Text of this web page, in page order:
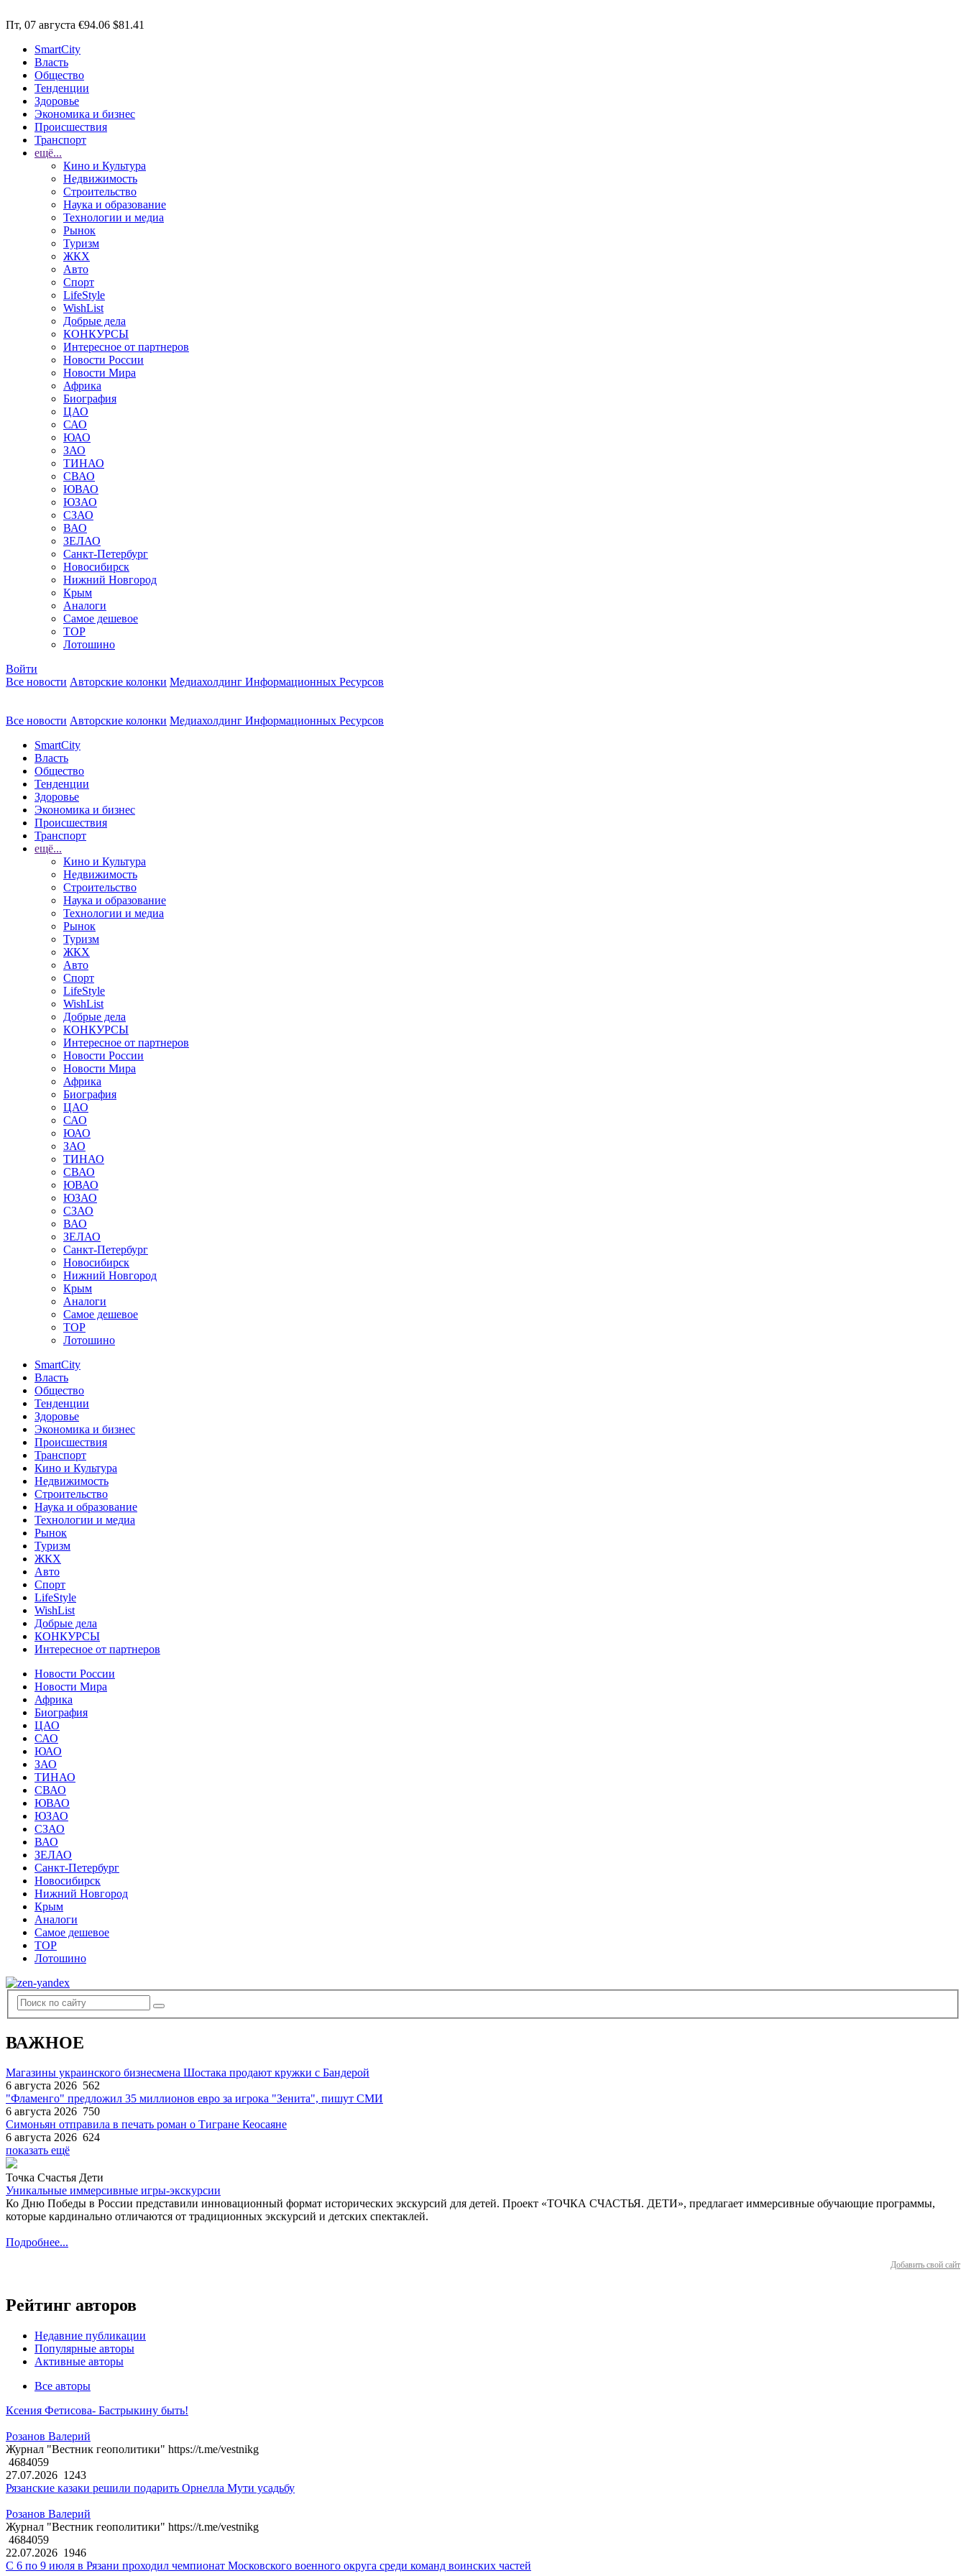
Пт, 07 августа €94.06 $81.41
SmartCity
Власть
Общество
Тенденции
Здоровье
Экономика и бизнес
Происшествия
Транспорт
ещё...
Кино и Культура
Недвижимость
Строительство
Наука и образование
Технологии и медиа
Рынок
Туризм
ЖКХ
Авто
Спорт
LifeStyle
WishList
Добрые дела
КОНКУРСЫ
Интересное от партнеров
Новости России
Новости Мира
Африка
Биография
ЦАО
САО
ЮАО
ЗАО
ТИНАО
СВАО
ЮВАО
ЮЗАО
СЗАО
ВАО
ЗЕЛАО
Санкт-Петербург
Новосибирск
Нижний Новгород
Крым
Аналоги
Самое дешевое
TOP
Лотошино
Войти
Все новости Авторские колонки Медиахолдинг Информационных Ресурсов
Все новости Авторские колонки Медиахолдинг Информационных Ресурсов
SmartCity
Власть
Общество
Тенденции
Здоровье
Экономика и бизнес
Происшествия
Транспорт
ещё...
Кино и Культура
Недвижимость
Строительство
Наука и образование
Технологии и медиа
Рынок
Туризм
ЖКХ
Авто
Спорт
LifeStyle
WishList
Добрые дела
КОНКУРСЫ
Интересное от партнеров
Новости России
Новости Мира
Африка
Биография
ЦАО
САО
ЮАО
ЗАО
ТИНАО
СВАО
ЮВАО
ЮЗАО
СЗАО
ВАО
ЗЕЛАО
Санкт-Петербург
Новосибирск
Нижний Новгород
Крым
Аналоги
Самое дешевое
TOP
Лотошино
SmartCity
Власть
Общество
Тенденции
Здоровье
Экономика и бизнес
Происшествия
Транспорт
Кино и Культура
Недвижимость
Строительство
Наука и образование
Технологии и медиа
Рынок
Туризм
ЖКХ
Авто
Спорт
LifeStyle
WishList
Добрые дела
КОНКУРСЫ
Интересное от партнеров
Новости России
Новости Мира
Африка
Биография
ЦАО
САО
ЮАО
ЗАО
ТИНАО
СВАО
ЮВАО
ЮЗАО
СЗАО
ВАО
ЗЕЛАО
Санкт-Петербург
Новосибирск
Нижний Новгород
Крым
Аналоги
Самое дешевое
TOP
Лотошино
ВАЖНОЕ
Магазины украинского бизнесмена Шостака продают кружки с Бандерой
6 августа 2026 562
"Фламенго" предложил 35 миллионов евро за игрока "Зенита", пишут СМИ
6 августа 2026 750
Симоньян отправила в печать роман о Тигране Кеосаяне
6 августа 2026 624
показать ещё
Точка Счастья Дети
Уникальные иммерсивные игры-экскурсии
Ко Дню Победы в России представили инновационный формат исторических экскурсий для детей. Проект «ТОЧКА СЧАСТЬЯ. ДЕТИ», предлагает иммерсивные обучающие программы,
которые кардинально отличаются от традиционных экскурсий и детских спектаклей.
Подробнее...
Добавить свой сайт
Рейтинг авторов
Недавние публикации
Популярные авторы
Активные авторы
Все авторы
Ксения Фетисова- Бастрыкину быть!
Розанов Валерий
Журнал "Вестник геополитики" https://t.me/vestnikg
4684059
27.07.2026 1243
Рязанские казаки решили подарить Орнелла Мути усадьбу
Розанов Валерий
Журнал "Вестник геополитики" https://t.me/vestnikg
4684059
22.07.2026 1946
С 6 по 9 июля в Рязани проходил чемпионат Московского военного округа среди команд воинских частей